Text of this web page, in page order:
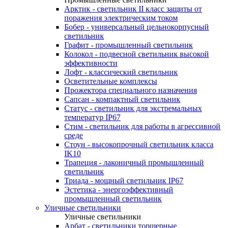
Арктик - светильник II класс защиты от
поражения электрическим током
Бобер - универсальный цельнокорпусный
светильник
Графит - промышленный светильник
Колокол - подвесной светильник высокой
эффективности
Лофт - классический светильник
Осветительные комплексы
Прожектора специального назначения
Сапсан - компактный светильник
Статус - светильник для экстремальных
температур IP67
Стим - светильник для работы в агрессивной
среде
Стоун - высокопрочный светильник класса
IK10
Трапеция - лаконичный промышленный
светильник
Триада - мощный светильник IP67
Эстетика - энергоэффективный
промышленный светильник
Уличные светильники
Уличные светильники
Арбат - светильники торшерные